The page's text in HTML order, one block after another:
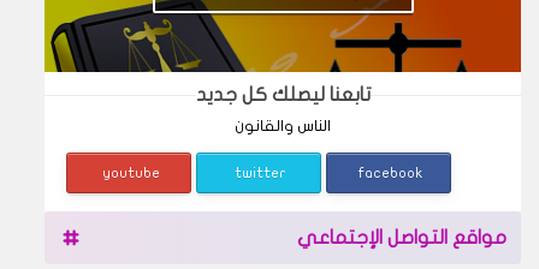
تابعنا ليصلك كل جديد
الناس والقانون
facebook
twitter
youtube
مواقع التواصل الإجتماعي